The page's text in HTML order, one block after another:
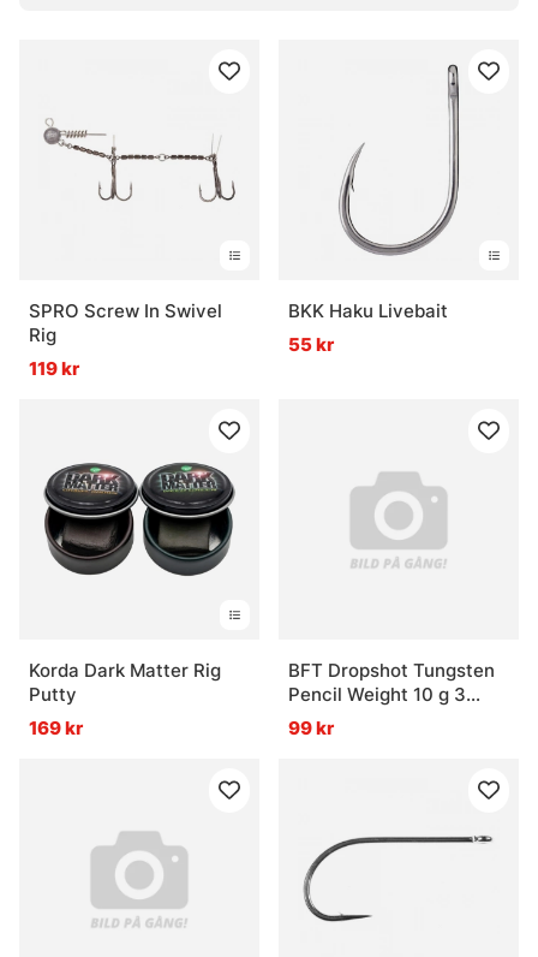
Utforska gärna de viktigaste underkategorierna:
» Krok » Flugbindningsmaterial
Vanliga frågor om krok och småplock
Vad är krok och småplock?
Vad används tafsar till?
Vad är flugbindningsmaterial?
Vad är stingers och när används de?
SPRO Screw In Swivel
Rig
119 kr
BKK Haku Livebait
55 kr
Korda Dark Matter Rig
Putty
169 kr
BFT Dropshot Tungsten
Pencil Weight 10 g 3
st/fp
99 kr